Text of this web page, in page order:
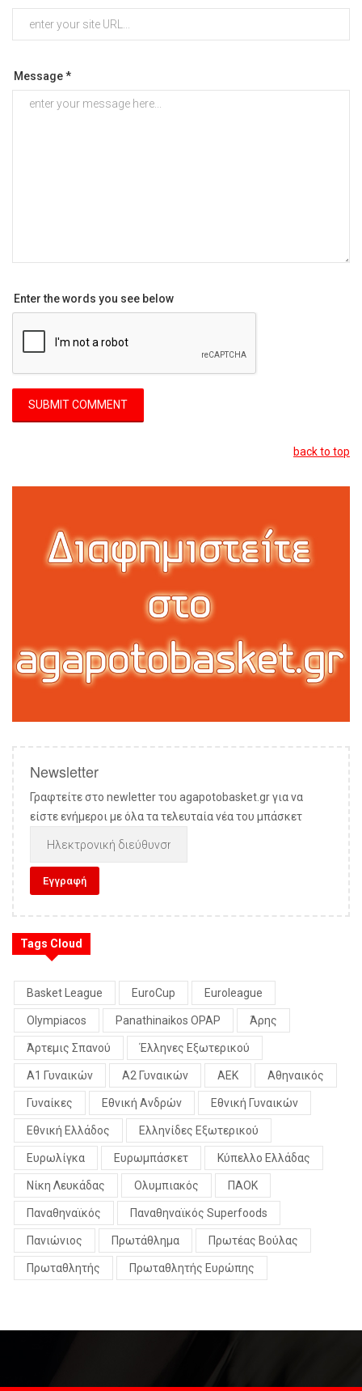
Message *
Enter the words you see below
back to top
Newsletter
Γραφτείτε στο newletter του agapotobasket.gr για να
είστε ενήμεροι με όλα τα τελευταία νέα του μπάσκετ
Tags Cloud
Basket League EuroCup Euroleague
Olympiacos Panathinaikos OPAP Άρης
Άρτεμις Σπανού Έλληνες Εξωτερικού
Α1 Γυναικών Α2 Γυναικών ΑΕΚ Αθηναικός
Γυναίκες Εθνική Ανδρών Εθνική Γυναικών
Εθνική Ελλάδος Ελληνίδες Εξωτερικού
Ευρωλίγκα Ευρωμπάσκετ Κύπελλο Ελλάδας
Νίκη Λευκάδας Ολυμπιακός ΠΑΟΚ
Παναθηναϊκός Παναθηναϊκός Superfoods
Πανιώνιος Πρωτάθλημα Πρωτέας Βούλας
Πρωταθλητής Πρωταθλητής Ευρώπης